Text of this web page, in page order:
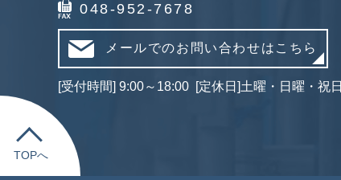
TOPへ
048-952-7678
メールでのお問い合わせはこちら
[受付時間] 9:00～18:00 [定休日]土曜・日曜・祝日